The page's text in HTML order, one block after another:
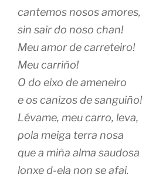
cantemos nosos amores,
sin sair do noso chan!
Meu amor de carreteiro!
Meu carriño!
O do eixo de ameneiro
e os canizos de sanguiño!
Lévame, meu carro, leva,
pola meiga terra nosa
que a miña alma saudosa
lonxe d-ela non se afai.